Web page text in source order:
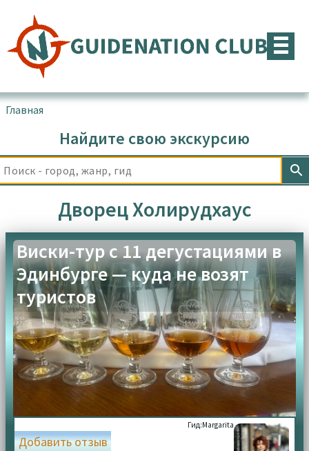
содержимому
Главная
Найдите свою экскурсию
Дворец Холирудхаус
Виски-тур с 11 дегустациями в
Эдинбурге — куда не возят
туристов
Гид:Margarita
Добавить отзыв